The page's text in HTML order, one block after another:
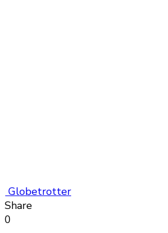
Globetrotter
Share
0